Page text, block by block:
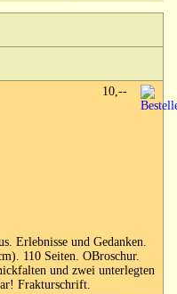
Erlebnisse und Gedanken.
110 Seiten. OBroschur.
und zwei unterlegten
Frakturschrift.
10,--